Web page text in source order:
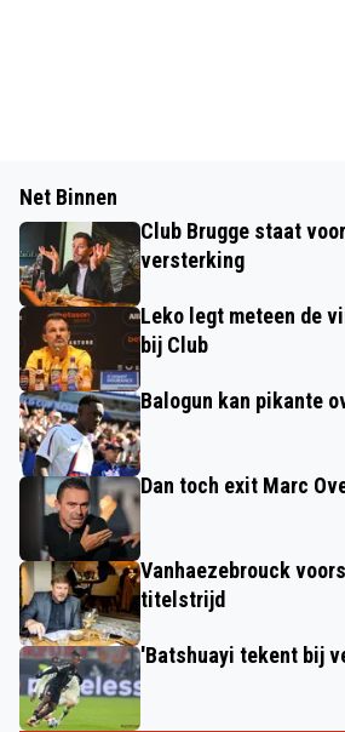
Net Binnen
Club Brugge staat
versterking
Leko legt meteen de
bij Club
Balogun kan pikante
Dan toch exit Marc
Vanhaezebrouck
titelstrijd
'Batshuayi tekent bij